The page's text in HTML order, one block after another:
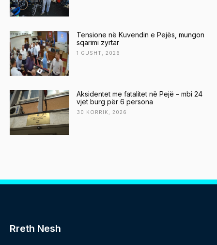
Tensione në Kuvendin e Pejës, mungon
sqarimi zyrtar
1 GUSHT, 2026
Aksidentet me fatalitet në Pejë – mbi 24
vjet burg për 6 persona
30 KORRIK, 2026
Rreth Nesh